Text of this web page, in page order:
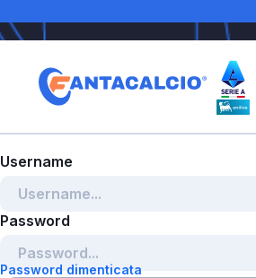
Password dimenticata